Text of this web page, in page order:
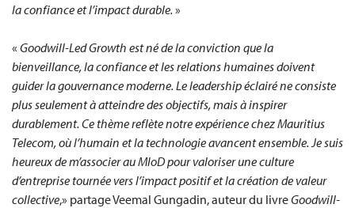
la confiance et l’impact durable. »
« Goodwill-Led Growth est né de la conviction que la
bienveillance, la confiance et les relations humaines doivent
guider la gouvernance moderne. Le leadership éclairé ne consiste
plus seulement à atteindre des objectifs, mais à inspirer
durablement. Ce thème reflète notre expérience chez Mauritius
Telecom, où l’humain et la technologie avancent ensemble. Je suis
heureux de m’associer au MIoD pour valoriser une culture
d’entreprise tournée vers l’impact positif et la création de valeur
collective,» partage Veemal Gungadin, auteur du livreGoodwill-